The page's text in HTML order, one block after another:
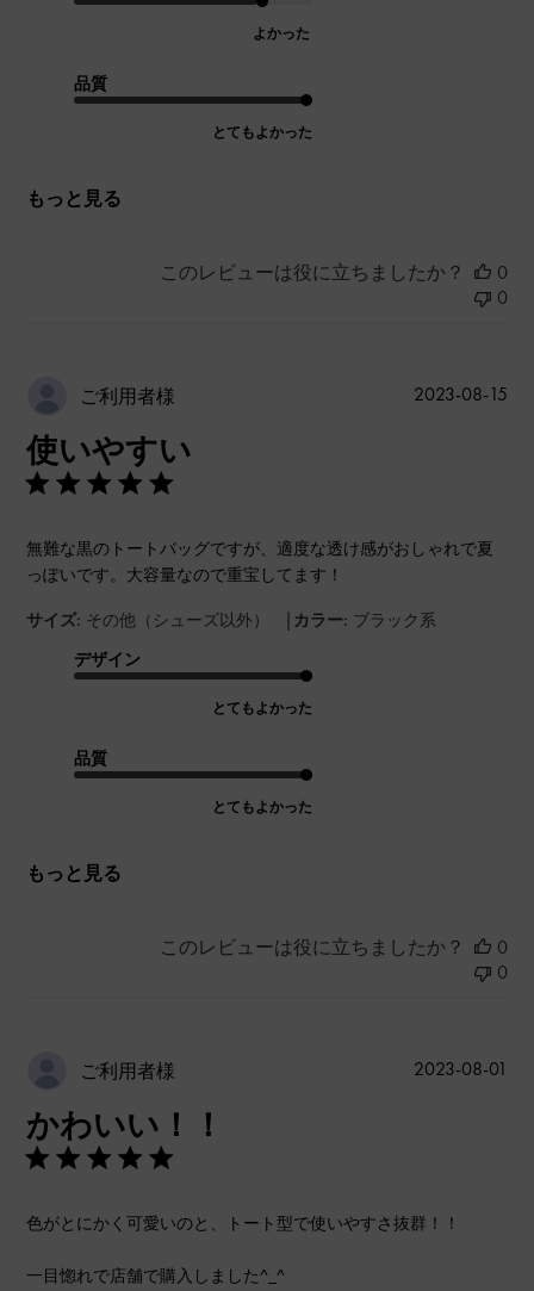
よかった
品質
とてもよかった
もっと見る
このレビューは役に立ちましたか？
0
0
ご利用者様
使いやすい
無難な黒のトートバッグですが、適度な透け感がおしゃれで夏
っぽいです。大容量なので重宝してます！
サイズ: その他（シューズ以外） | カラー: ブラック系
デザイン
とてもよかった
品質
とてもよかった
もっと見る
公
2023-08-15
このレビューは役に立ちましたか？
0
0
ご利用者様
かわいい！！
色がとにかく可愛いのと、トート型で使いやすさ抜群！！
一目惚れで店舗で購入しました^_^
2023-08-01